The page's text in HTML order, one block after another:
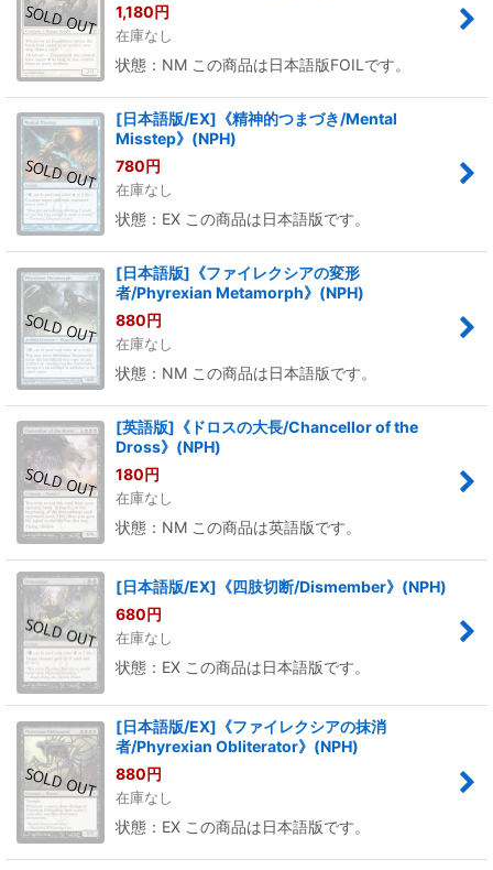
1,180円
在庫なし
状態：NM この商品は日本語版FOILです。
[日本語版/EX]《精神的つまづき/Mental
Misstep》(NPH)
780円
在庫なし
状態：EX この商品は日本語版です。
[日本語版]《ファイレクシアの変形
者/Phyrexian Metamorph》(NPH)
880円
在庫なし
状態：NM この商品は日本語版です。
[英語版]《ドロスの大長/Chancellor of the
Dross》(NPH)
180円
在庫なし
状態：NM この商品は英語版です。
[日本語版/EX]《四肢切断/Dismember》(NPH)
680円
在庫なし
状態：EX この商品は日本語版です。
[日本語版/EX]《ファイレクシアの抹消
者/Phyrexian Obliterator》(NPH)
880円
在庫なし
状態：EX この商品は日本語版です。